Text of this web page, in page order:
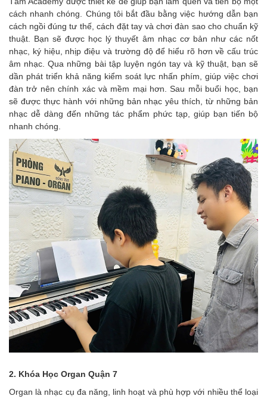
cách nhanh chóng. Chúng tôi bắt đầu bằng việc hướng dẫn bạn
cách ngồi đúng tư thế, cách đặt tay và chơi đàn sao cho chuẩn kỹ
thuật. Bạn sẽ được học lý thuyết âm nhạc cơ bản như các nốt
nhạc, ký hiệu, nhịp điệu và trường độ để hiểu rõ hơn về cấu trúc
âm nhạc. Qua những bài tập luyện ngón tay và kỹ thuật, bạn sẽ
dần phát triển khả năng kiểm soát lực nhấn phím, giúp việc chơi
đàn trở nên chính xác và mềm mại hơn. Sau mỗi buổi học, bạn
sẽ được thực hành với những bản nhạc yêu thích, từ những bản
nhạc dễ dàng đến những tác phẩm phức tạp, giúp bạn tiến bộ
nhanh chóng.
2. Khóa Học Organ Quận 7
Organ là nhạc cụ đa năng, linh hoạt và phù hợp với nhiều thể loại